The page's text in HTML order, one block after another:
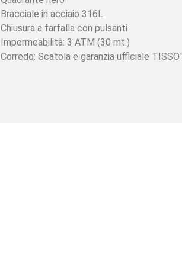
Bracciale in acciaio 316L
Chiusura a farfalla con pulsanti
Impermeabilità: 3 ATM (30 mt.)
Corredo: Scatola e garanzia ufficiale